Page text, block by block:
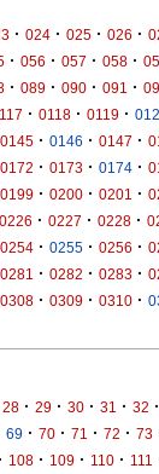
· 024 · 025 · 026 ·
· 056 · 057 · 058 ·
· 089 · 090 · 091 ·
· 0118 · 0119 ·
0145 · 0146 · 0147 ·
0172 · 0173 · 0174 ·
0199 · 0200 · 0201 ·
0226 · 0227 · 0228 ·
0254 · 0255 · 0256 ·
0281 · 0282 · 0283 ·
0308 · 0309 · 0310 ·
28 · 29 · 30 · 31 · 32 ·
69 · 70 · 71 · 72 · 73
· 108 · 109 · 110 · 111